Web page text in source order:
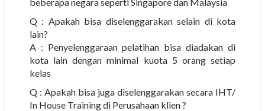
Q : Apakah bisa diselenggarakan selain di kota
lain?
A : Penyelenggaraan pelatihan bisa diadakan di
kota lain dengan minimal kuota 5 orang setiap
kelas
Q : Apakah bisa juga diselenggarakan secara IHT/
In House Training di Perusahaan klien ?